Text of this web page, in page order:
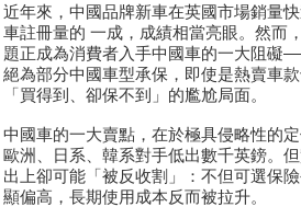
近年來，中國品牌新車在英國市場銷量
車註冊量的 一成，成績相當亮眼。然而
題正成為消費者入手中國車的一大阻礙
絕為部分中國車型承保，即使是熱賣車
「買得到、卻保不到」的尷尬局面。
中國車的一大賣點，在於極具侵略性的
歐洲、日系、韓系對手低出數千英鎊。
出上卻可能「被反收割」：不但可選保
顯偏高，長期使用成本反而被拉升。